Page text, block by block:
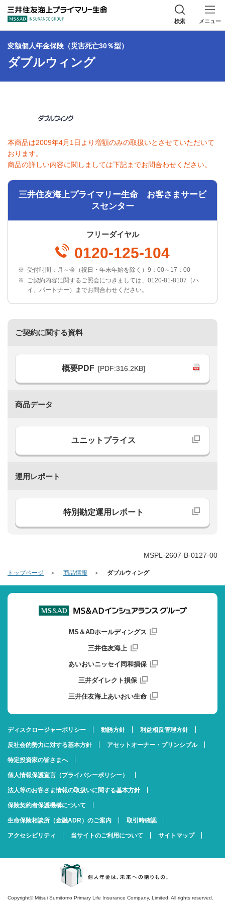
三井住友海上プ
検索 メニュー
変額個人年金保険（災害死亡30％型）
ダブルウィング
本商品は2009年4月1日より増額のみの取扱いとさせていただいて
おります。
商品の詳しい内容に関しましては下記までお問合わせください。
三井住友海上プライマリー生命 お客さまサービ
スセンター
フリーダイヤル
0120-125-104
※ 受付時間：月～金（祝日・年末年始を除く）9：00～17：00
※ ご契約内容に関するご照会につきましては、0120-81-8107（ハ
イ、パートナー）までお問合わせください。
ご契約に関する資料
概要PDF [PDF:316.2KB]
商品データ
ユニットプライス
運用レポート
特別勘定運用レポート
MSPL-2607-B-0127-00
トップページ 商品情報 ダブルウィング
MS＆ADホールディングス
三井住友海上
あいおいニッセイ同和損保
三井ダイレクト損保
三井住友海上あいおい生命
ディスクロージャーポリシー 勧誘方針 利益相反管理方針
反社会的勢力に対する基本方針 アセットオーナー・プリンシプル
特定投資家の皆さまへ
個人情報保護宣言（プライバシーポリシー）
法人等のお客さま情報の取扱いに関する基本方針
保険契約者保護機構について
生命保険相談所（金融ADR）のご案内 取引時確認
アクセシビリティ 当サイトのご利用について サイトマップ
Copyright© Mitsui Sumitomo Primary Life Insurance Company, Limited. All rights reserved.